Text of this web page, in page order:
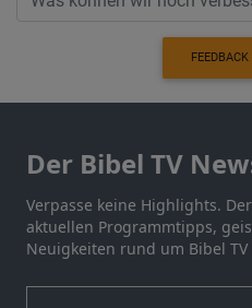
Der Bibel TV
Verpasse keine Highlights.
aktuellen Programmtipps,
Neuigkeiten rund um Bibel